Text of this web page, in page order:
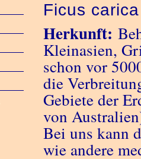
Ficus
Herkunft:
Kleinasien,
schon vor
die
Gebiete der
von
Bei uns kann
wie andere